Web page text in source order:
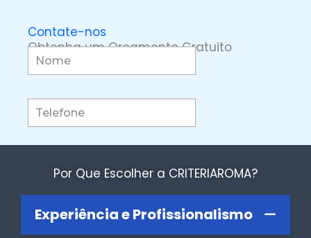
Contate-nos
Obtenha um Orçamento Gratuito
Por Que Escolher a CRITERIAROMA?
Experiência e Profissionalismo